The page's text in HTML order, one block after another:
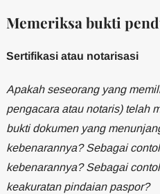
Memeriksa bukti
Sertifikasi atau notarisasi
Apakah seseorang yang
pengacara atau notaris) telah
bukti dokumen yang
kebenarannya? Sebagai
kebenarannya? Sebagai
keakuratan pindaian paspor?